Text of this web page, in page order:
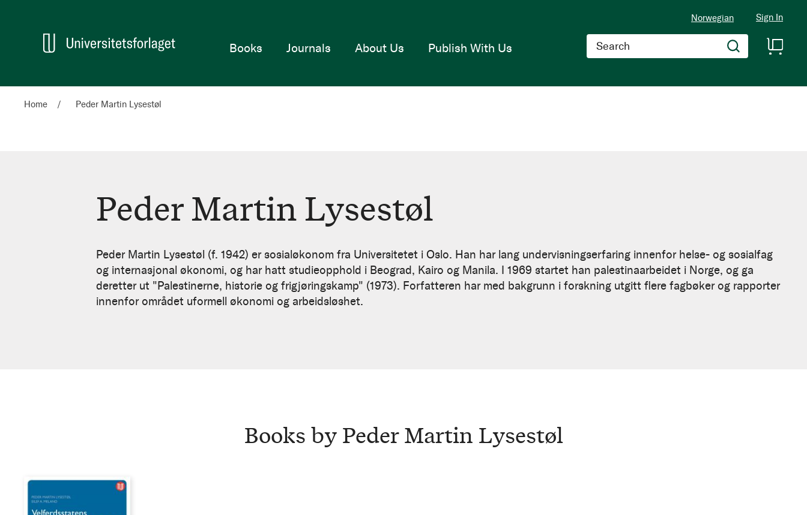
Norwegian Sign In
Search
Home
Books Journals About Us Publish With Us
Home Peder Martin Lysestøl
Peder
Martin
Lysestøl
Peder Martin Lysestøl
Peder Martin Lysestøl (f. 1942) er sosialøkonom fra Universitetet i Oslo. Han har lang undervisningserfaring innenfor helse- og sosialfag
og internasjonal økonomi, og har hatt studieopphold i Beograd, Kairo og Manila. I 1969 startet han palestinaarbeidet i Norge, og ga
deretter ut "Palestinerne, historie og frigjøringskamp" (1973). Forfatteren har med bakgrunn i forskning utgitt flere fagbøker og rapporter
innenfor området uformell økonomi og arbeidsløshet.
Books by Peder Martin Lysestøl